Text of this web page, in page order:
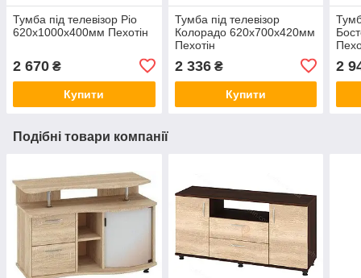
Тумба під телевізор Ріо
620х1000х400мм Пехотін
2 670 ₴
Купити
Тумба під телевізор
Колорадо 620х700х420мм
Пехотін
2 336₴
Купити
2
Подібні товари компанії